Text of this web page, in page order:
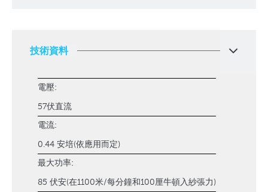
技術資料
電壓:
57伏直流
電流:
0.44 安培(依應用而定)
最大功率:
85 伏安(在1100米/每分鐘和100厘牛頓入紗張力)